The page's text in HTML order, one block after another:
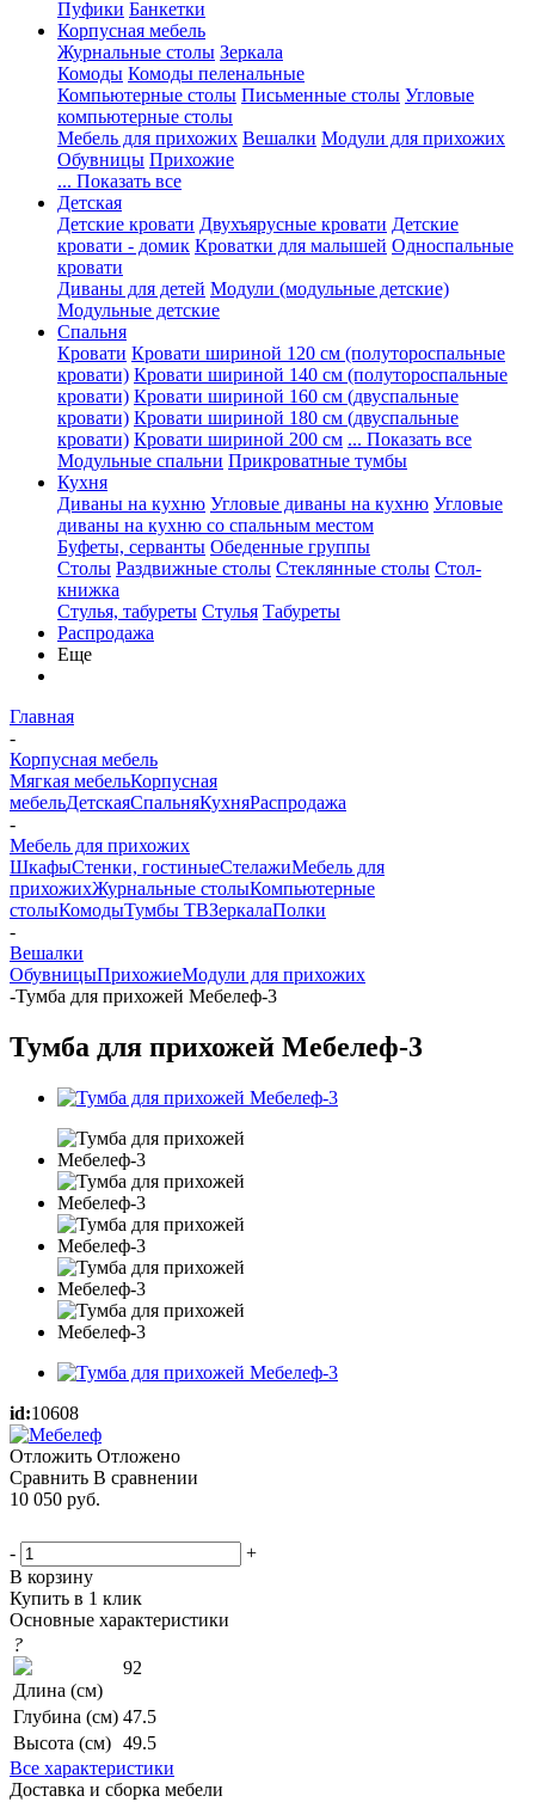
Пуфики Банкетки
Корпусная мебель
Журнальные столы Зеркала
Комоды Комоды пеленальные
Компьютерные столы Письменные столы Угловые
компьютерные столы
Мебель для прихожих Вешалки Модули для прихожих
Обувницы Прихожие
... Показать все
Детская
Детские кровати Двухъярусные кровати Детские
кровати - домик Кроватки для малышей Односпальные
кровати
Диваны для детей Модули (модульные детские)
Модульные детские
Спальня
Кровати Кровати шириной 120 см (полутороспальные
кровати) Кровати шириной 140 см (полутороспальные
кровати) Кровати шириной 160 см (двуспальные
кровати) Кровати шириной 180 см (двуспальные
кровати) Кровати шириной 200 см ... Показать все
Модульные спальни Прикроватные тумбы
Кухня
Диваны на кухню Угловые диваны на кухню Угловые
диваны на кухню со спальным местом
Буфеты, серванты Обеденные группы
Столы Раздвижные столы Стеклянные столы Стол-
книжка
Стулья, табуреты Стулья Табуреты
Распродажа
Еще
Главная
-
Корпусная мебель
Мягкая мебельКорпусная
мебельДетскаяСпальняКухняРаспродажа
-
Мебель для прихожих
ШкафыСтенки, гостиныеСтелажиМебель для
прихожихЖурнальные столыКомпьютерные
столыКомодыТумбы ТВЗеркалаПолки
-
Вешалки
ОбувницыПрихожиеМодули для прихожих
-Тумба для прихожей Мебелеф-3
Тумба для прихожей Мебелеф-3
id:10608
Отложить Отложено
Сравнить В сравнении
10 050 руб.
-
+
В корзину
Купить в 1 клик
Основные характеристики
?
Длина (см)
92
Глубина (см) 47.5
Высота (см) 49.5
Все характеристики
Доставка и сборка мебели